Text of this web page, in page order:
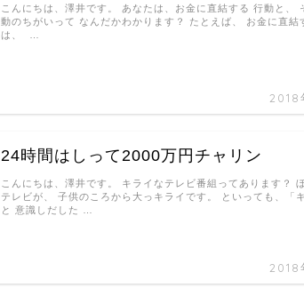
2018
こんにちは、澤井です。 あなたは、お金に直結する 行動と、
動のちがいって なんだかわかります？ たとえば、 お金に直結
は、 …
24時間はしって2000万円チャリン
2018
こんにちは、澤井です。 キライなテレビ番組ってあります？
テレビが、 子供のころから大っキライです。 といっても、「
と 意識しだした …